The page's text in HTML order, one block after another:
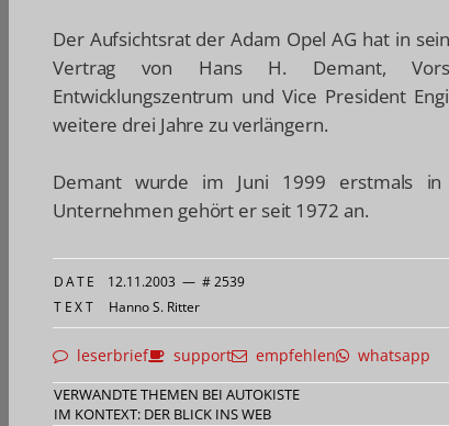
Der Aufsichtsrat der Adam Opel AG hat in
Vertrag von Hans H. Demant,
Entwicklungszentrum und Vice President
weitere drei Jahre zu verlängern.
Demant wurde im Juni 1999 erstmals
Unternehmen gehört er seit 1972 an.
DATE 12.11.2003 — # 2539
TEXT Hanno S. Ritter
leserbrief support empfehlen whatsapp
VERWANDTE THEMEN BEI AUTOKISTE
IM KONTEXT: DER BLICK INS WEB